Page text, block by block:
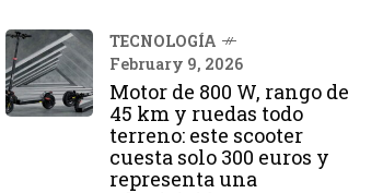
TECNOLOGÍA
February 9, 2026
Motor de 800 W, rango de
45 km y ruedas todo
terreno: este scooter
cuesta solo 300 euros y
representa una